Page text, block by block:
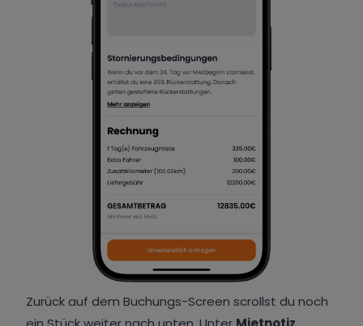
Zurück auf dem Buchungs-Screen scrollst du noch